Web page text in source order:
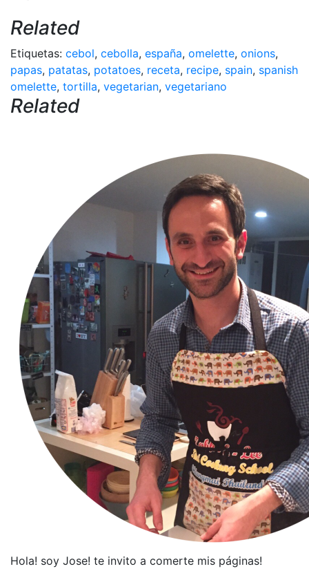
Related
Etiquetas: cebol, cebolla, españa, omelette, onions,
papas, patatas, potatoes, receta, recipe, spain, spanish
omelette, tortilla, vegetarian, vegetariano
Related
Hola! soy Jose! te invito a comerte mis páginas!